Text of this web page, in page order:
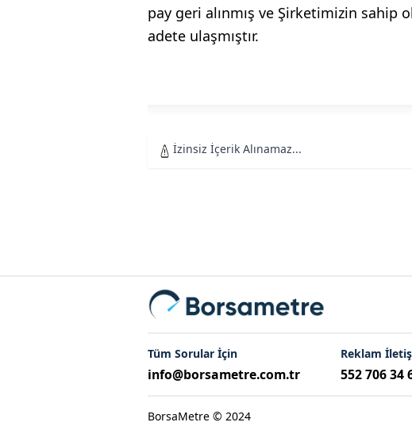
pay geri alınmış ve Şirketimizin sahip
adete ulaşmıştır.
İzinsiz İçerik Alınamaz...
Tüm Sorular İçin
info@borsametre.com.tr
Reklam
552 706 34
BorsaMetre © 2024